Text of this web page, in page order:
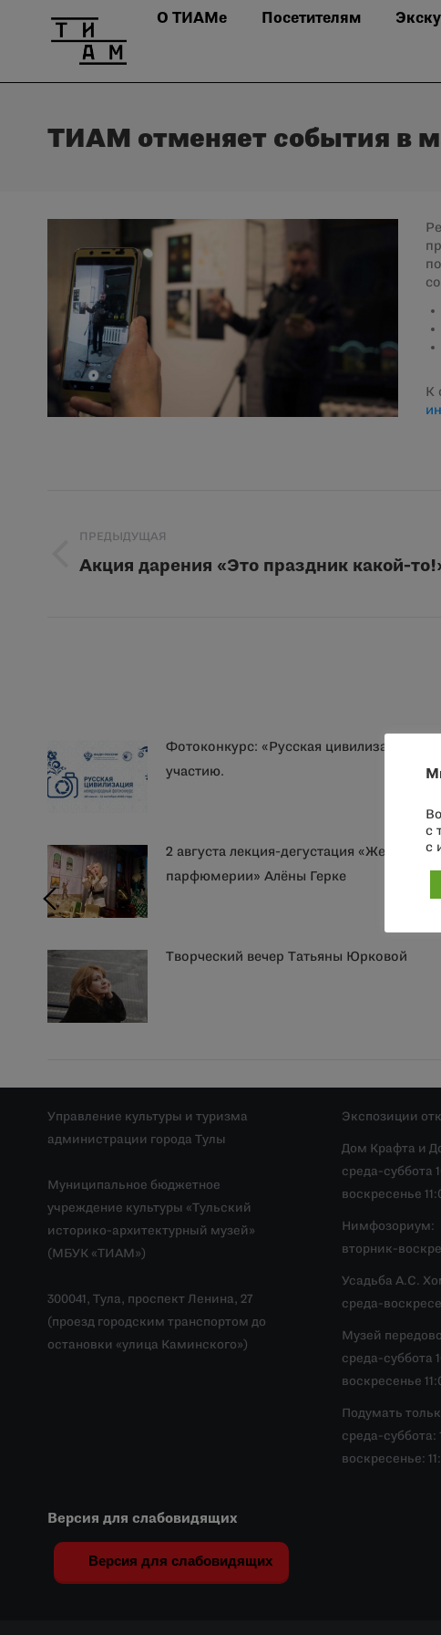
О ТИАМе Посетителям
ТИАМ отменяет события в
К
по ПРЕДЫДУЩАЯ
Предыдущая
Акция дарения «Это праздник какой-
Фотоконкурс: «Русская цивилизация».
участию.
2 августа лекция-дегустация «Женщины
парфюмерии» Алёны Герке
Творческий вечер Татьяны Юрковой
Управление культуры и туризма
администрации города Тулы
Муниципальное бюджетное
учреждение культуры «Тульский
историко-архитектурный музей»
(МБУК «ТИАМ»)
300041, Тула, проспект Ленина, 27
(проезд городским транспортом до
остановки «улица Каминского»)
Экспозиции
Дом Крафта и
среда-суббота
воскресенье
Нимфозориум:
вторник-
Усадьба А.С.
среда-
Музей
среда-суббота
воскресенье
Подумать
среда-суббота:
воскресенье:
Версия для слабовидящих
Версия для слабовидящих
с
с